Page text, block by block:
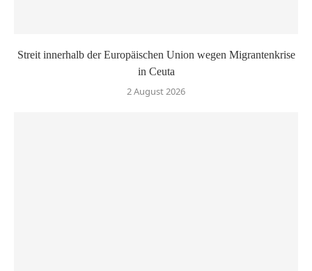
Streit innerhalb der Europäischen Union wegen Migrantenkrise
in Ceuta
2 August 2026